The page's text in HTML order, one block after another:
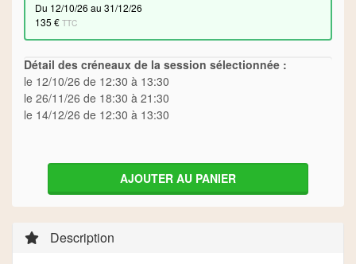
du 12/10/26 au 31/12/26
135 € TTC
Détail des créneaux de la session sélectionnée :
le 12/10/26 de 12:30 à 13:30
le 26/11/26 de 18:30 à 21:30
le 14/12/26 de 12:30 à 13:30
AJOUTER AU PANIER
Description